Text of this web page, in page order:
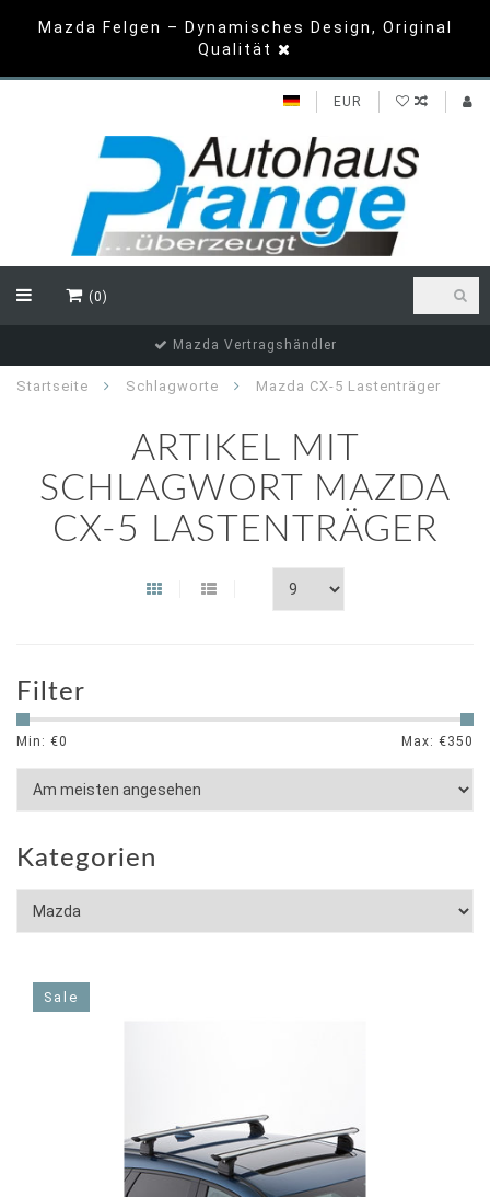
Mazda Felgen – Dynamisches Design, Original
Qualität
EUR
(0)
Mazda Vertragshändler
Startseite Schlagworte Mazda CX-5 Lastenträger
ARTIKEL MIT
SCHLAGWORT MAZDA
CX-5 LASTENTRÄGER
Filter
Min: €0 Max: €350
Kategorien
Sale